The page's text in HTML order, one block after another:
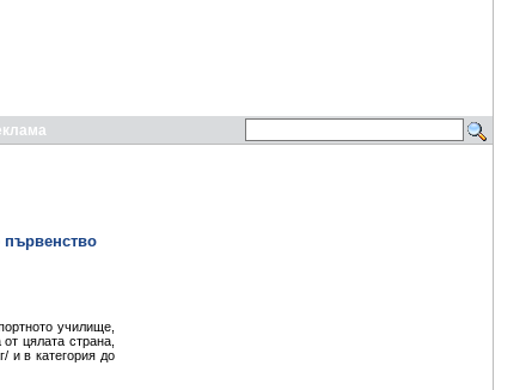
училище,
цялата страна,
и в категория до